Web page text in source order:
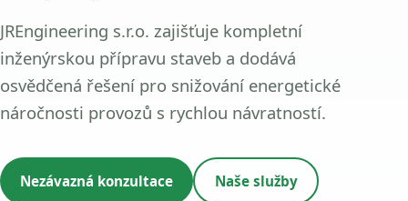
JREngineering s.r.o. zajišťuje kompletní
inženýrskou přípravu staveb a dodává
osvědčená řešení pro snižování energetické
náročnosti provozů s rychlou návratností.
Nezávazná konzultace Naše služby